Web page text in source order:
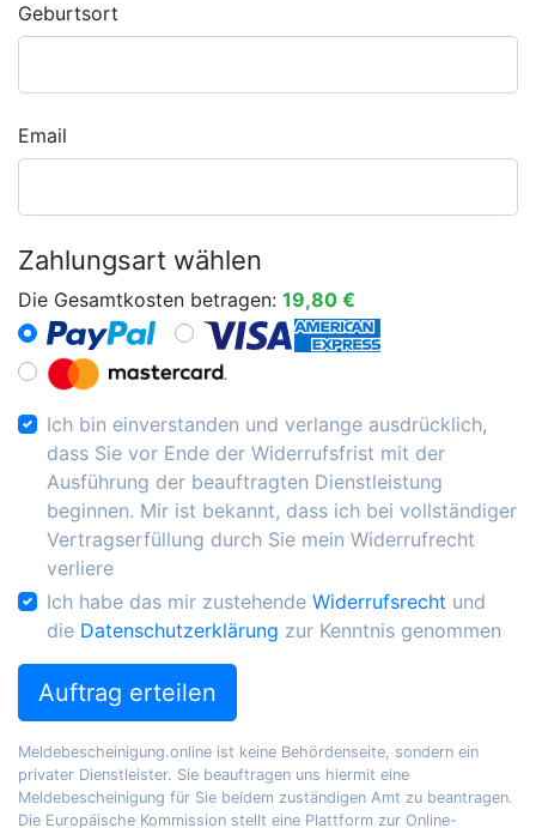
Geburtsort
Email
Zahlungsart wählen
Die Gesamtkosten betragen: 19,80 €
Ich bin einverstanden und verlange ausdrücklich,
dass Sie vor Ende der Widerrufsfrist mit der
Ausführung der beauftragten Dienstleistung
beginnen. Mir ist bekannt, dass ich bei vollständiger
Vertragserfüllung durch Sie mein Widerrufrecht
verliere
Ich habe das mir zustehende Widerrufsrecht und
die Datenschutzerklärung zur Kenntnis genommen
Auftrag erteilen
Meldebescheinigung.online ist keine Behördenseite, sondern ein
privater Dienstleister. Sie beauftragen uns hiermit eine
Meldebescheinigung für Sie beidem zuständigen Amt zu beantragen.
Die Europäische Kommission stellt eine Plattform zur Online-